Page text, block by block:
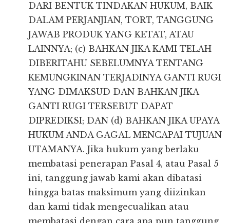
DARI BENTUK TINDAKAN HUKUM, BAIK
DALAM PERJANJIAN, TORT, TANGGUNG
JAWAB PRODUK YANG KETAT, ATAU
LAINNYA; (c) BAHKAN JIKA KAMI TELAH
DIBERITAHU SEBELUMNYA TENTANG
KEMUNGKINAN TERJADINYA GANTI RUGI
YANG DIMAKSUD DAN BAHKAN JIKA
GANTI RUGI TERSEBUT DAPAT
DIPREDIKSI; DAN (d) BAHKAN JIKA UPAYA
HUKUM ANDA GAGAL MENCAPAI TUJUAN
UTAMANYA. Jika hukum yang berlaku
membatasi penerapan Pasal 4, atau Pasal 5
ini, tanggung jawab kami akan dibatasi
hingga batas maksimum yang diizinkan
dan kami tidak mengecualikan atau
membatasi dengan cara apa pun tanggung